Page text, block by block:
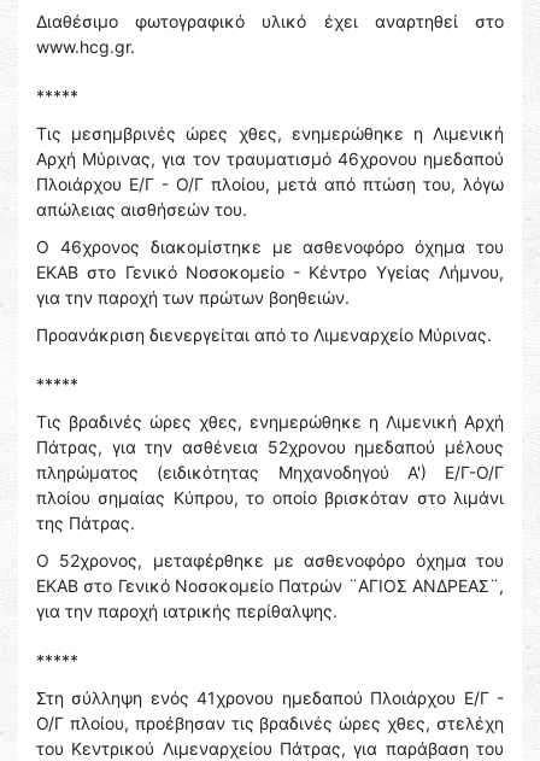
Διαθέσιμο φωτογραφικό υλικό έχει αναρτηθεί στο
www.hcg.gr.
*****
Τις μεσημβρινές ώρες χθες, ενημερώθηκε η Λιμενική
Αρχή Μύρινας, για τον τραυματισμό 46χρονου ημεδαπού
Πλοιάρχου Ε/Γ - Ο/Γ πλοίου, μετά από πτώση του, λόγω
απώλειας αισθήσεών του.
Ο 46χρονος διακομίστηκε με ασθενοφόρο όχημα του
ΕΚΑΒ στο Γενικό Νοσοκομείο - Κέντρο Υγείας Λήμνου,
για την παροχή των πρώτων βοηθειών.
Προανάκριση διενεργείται από το Λιμεναρχείο Μύρινας.
*****
Τις βραδινές ώρες χθες, ενημερώθηκε η Λιμενική Αρχή
Πάτρας, για την ασθένεια 52χρονου ημεδαπού μέλους
πληρώματος (ειδικότητας Μηχανοδηγού Α') Ε/Γ-Ο/Γ
πλοίου σημαίας Κύπρου, το οποίο βρισκόταν στο λιμάνι
της Πάτρας.
Ο 52χρονος, μεταφέρθηκε με ασθενοφόρο όχημα του
ΕΚΑΒ στο Γενικό Νοσοκομείο Πατρών ¨ΑΓΙΟΣ ΑΝΔΡΕΑΣ¨,
για την παροχή ιατρικής περίθαλψης.
*****
Στη σύλληψη ενός 41χρονου ημεδαπού Πλοιάρχου Ε/Γ -
Ο/Γ πλοίου, προέβησαν τις βραδινές ώρες χθες, στελέχη
του Κεντρικού Λιμεναρχείου Πάτρας, για παράβαση του